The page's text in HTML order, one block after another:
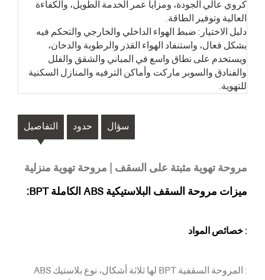
كروي عالي الجودة، ومزايا عمر الخدمة الطويل، والكفاءة
العالية وتوفير الطاقة.
دليل الاختيار: ضبط الهواء الداخلي والخارجي والتحكم فيه
بشكل فعال، واستنفاد الهواء القذر والرطوبة والدخان،
ويستخدم على نطاق واسع في المباني والشقق والفلل
والفنادق والسوبر ماركت وأماكن الترفيه والمنازل السكنية
للتهوية.
التفاصيل حدود سؤال
مروحة تهوية مثبتة على السقف | مروحة تهوية منزلية
ميزات مروحة السقف البلاستيكية ABS الكاملة BPT:
: خصائص المواد
: المروحة السقفية BPT لها ثلاثة أشكال، نوع بلاستيك ABS